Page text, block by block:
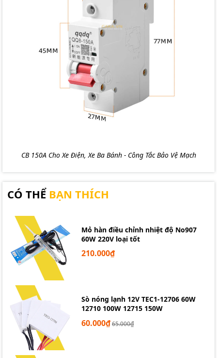
CB 150A Cho Xe Điện, Xe Ba Bánh - Công Tắc Bảo Vệ Mạch
CÓ THỂ BẠN THÍCH
Mỏ hàn điều chỉnh nhiệt độ No907
60W 220V loại tốt
210.000₫
Sò nóng lạnh 12V TEC1-12706 60W
12710 100W 12715 150W
60.000₫65.000₫